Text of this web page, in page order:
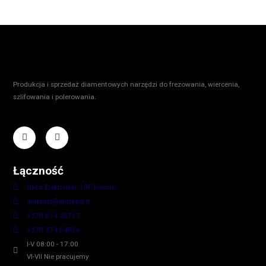
Produkcja i sprzedaż diamentowych narzędzi do frezowania, wiercenia,
szlifowania i polerowania.
Łączność
Ulica Elektrenai. 10F, Kowno
diaplast@diaplast.lt
+370 614 26717
+370 374 54026
I-V 08:00 - 17:00
VI-VII Nie pracujemy